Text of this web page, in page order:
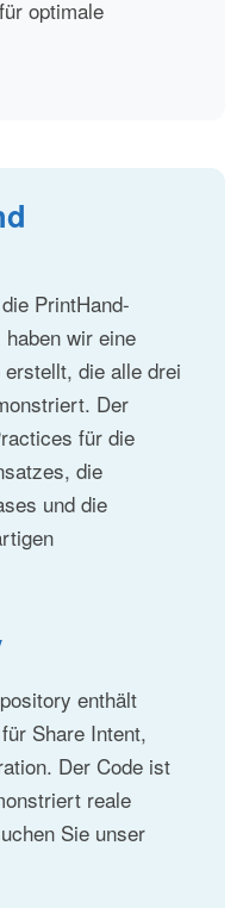
optimale
PrintHand-
wir eine
die alle drei
Der
für die
die
und die
enthält
Share Intent,
Der Code ist
reale
Sie unser